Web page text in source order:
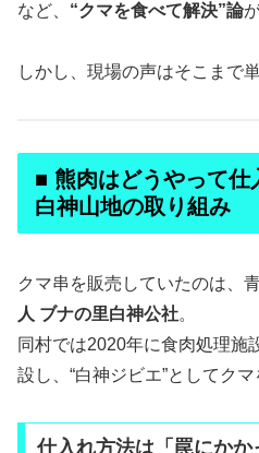
など、 “クマを食べて解決”論
しかし、現場の声はそこまで
■ 熊肉はどうやって仕
白神山地の取り組み
クマ串を販売していたのは、
人 ブナの里白神公社。
同村では2020年に食肉処理施
設し、“白神ジビエ”としてクマ
仕入れ方法は「罠にかか